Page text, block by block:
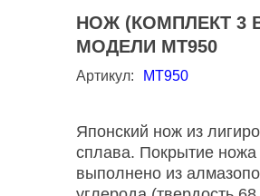
НОЖ (КОМПЛЕКТ 3
МОДЕЛИ МТ950
Артикул: MT950
Японский нож из
сплава. Покрытие ножа
выполнено из